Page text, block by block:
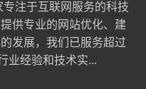
注于互联网服务的科技
供专业的网站优化、建
发展，我们已服务超过
业经验和技术实...